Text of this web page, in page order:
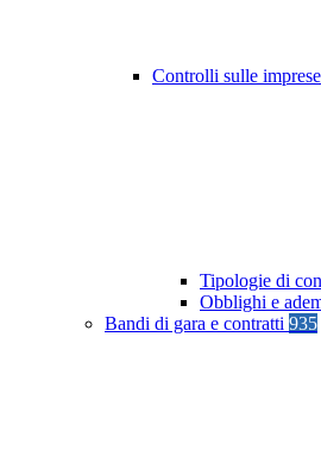
Controlli sulle imprese
Tipologie di
Obblighi e
Bandi di gara e contratti 935